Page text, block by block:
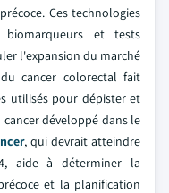
Ces technologies
biomarqueurs et tests
l'expansion du marché
cancer colorectal fait
utilisés pour dépister et
développé dans le
, qui devrait atteindre
aide à déterminer la
et la planification